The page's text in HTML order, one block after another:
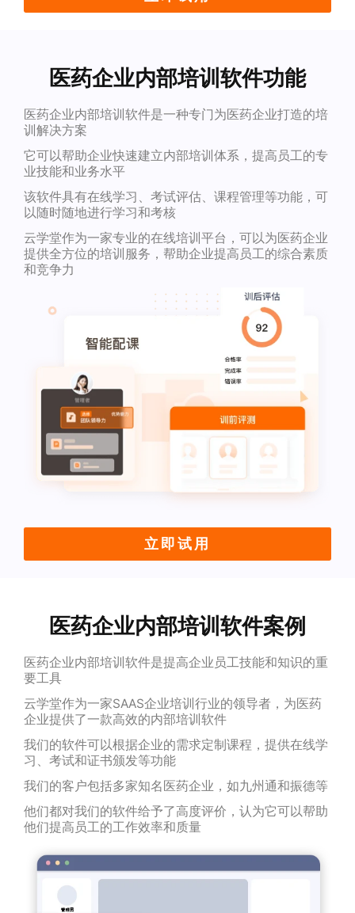
医药企业内部培训软件功能
医药企业内部培训软件是一种专门为医药企业打造的培
训解决方案
它可以帮助企业快速建立内部培训体系，提高员工的专
业技能和业务水平
该软件具有在线学习、考试评估、课程管理等功能，可
以随时随地进行学习和考核
云学堂作为一家专业的在线培训平台，可以为医药企业
提供全方位的培训服务，帮助企业提高员工的综合素质
和竞争力
立即试用
医药企业内部培训软件案例
医药企业内部培训软件是提高企业员工技能和知识的重
要工具
云学堂作为一家SAAS企业培训行业的领导者，为医药
企业提供了一款高效的内部培训软件
我们的软件可以根据企业的需求定制课程，提供在线学
习、考试和证书颁发等功能
我们的客户包括多家知名医药企业，如九州通和振德等
他们都对我们的软件给予了高度评价，认为它可以帮助
他们提高员工的工作效率和质量